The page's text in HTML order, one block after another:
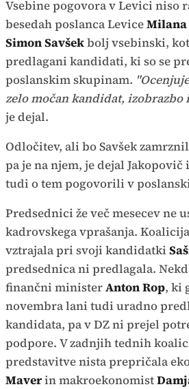
Vsebine pogovora v Levici niso
besedah poslanca LeviceMilana
Simon Savšekbolj vsebinski,
predlagani kandidati, ki so se
poslanskim skupinam.
zelo močan kandidat,
je dejal.
Odločitev, ali bo Savšek
pa je na njem, je dejal Jakopovič
tudi o tem pogovorili v
Predsednici že več mesecev ne
kadrovskega vprašanja.
vztrajala pri svoji kandidatki
predsednica ni predlagala.
finančni ministerAnton Rop, ki
novembra lani tudi uradno
kandidata, pa v DZ ni prejel
podpore. V zadnjih tednih
predstavitve nista prepričala
Maverin makroekonomist